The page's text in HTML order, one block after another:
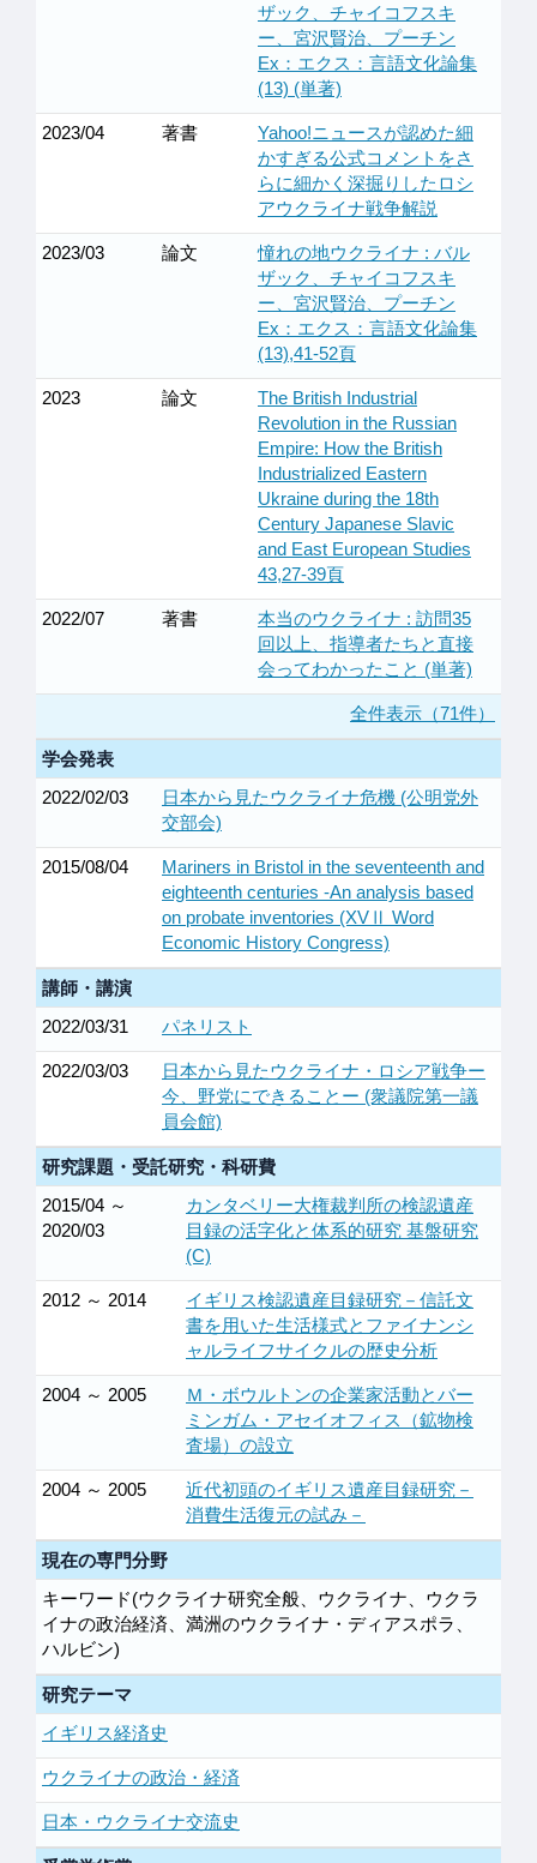
ザック、チャイコフスキ
ー、宮沢賢治、プーチン
Ex：エクス：言語文化論集
(13) (単著)
2023/04 著書
Yahoo!ニュースが認めた細
かすぎる公式コメントをさ
らに細かく深掘りしたロシ
アウクライナ戦争解説
2023/03 論文
憧れの地ウクライナ : バル
ザック、チャイコフスキ
ー、宮沢賢治、プーチン
Ex：エクス：言語文化論集
(13),41-52頁
2023 論文
The British Industrial
Revolution in the Russian
Empire: How the British
Industrialized Eastern
Ukraine during the 18th
Century Japanese Slavic
and East European Studies
43,27-39頁
2022/07 著書
本当のウクライナ : 訪問35
回以上、指導者たちと直接
会ってわかったこと (単著)
全件表示（71件）
学会発表
2022/02/03
日本から見たウクライナ危機 (公明党外
交部会)
2015/08/04
Mariners in Bristol in the seventeenth and
eighteenth centuries -An analysis based
on probate inventories (XVⅡ Word
Economic History Congress)
講師・講演
2022/03/31
パネリスト
2022/03/03
日本から見たウクライナ・ロシア戦争ー
今、野党にできることー (衆議院第一議
員会館)
研究課題・受託研究・科研費
2015/04 ～
2020/03
カンタベリー大権裁判所の検認遺産
目録の活字化と体系的研究 基盤研究
(C)
2012 ～ 2014
イギリス検認遺産目録研究－信託文
書を用いた生活様式とファイナンシ
ャルライフサイクルの歴史分析
2004 ～ 2005
Ｍ・ボウルトンの企業家活動とバー
ミンガム・アセイオフィス（鉱物検
査場）の設立
2004 ～ 2005
近代初頭のイギリス遺産目録研究－
消費生活復元の試み－
現在の専門分野
キーワード(ウクライナ研究全般、ウクライナ、ウクラ
イナの政治経済、満洲のウクライナ・ディアスポラ、
ハルビン)
研究テーマ
イギリス経済史
ウクライナの政治・経済
日本・ウクライナ交流史